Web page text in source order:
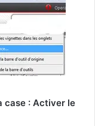
case : Activer le